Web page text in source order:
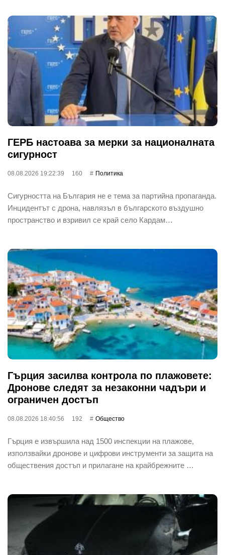
ГЕРБ настоава за мерки за националната
сигурност
08.08.2026 19:22:39 160 Политика
Сигурността на България не е тема за партийна пропаганда.
Инцидентът с дрона, навлязъл в българското въздушно
пространство и взривил се край село Кардам…
Гърция засилва контрола по плажовете:
Дронове следят за незаконни чадъри и
ограничен достъп
08.08.2026 18:40:56 192 Общество
Гърция е извършила над 1500 инспекции на плажове,
използвайки дронове и цифрови инструменти за защита на
обществения достъп и прилагане на крайбрежните …